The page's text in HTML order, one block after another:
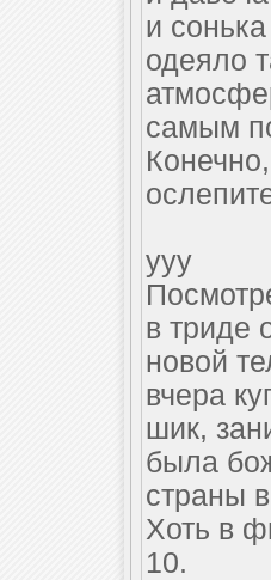
и
одеяло
самым
yyy
в триде
новой
вчера
шик,
была
страны
Хоть в
10.